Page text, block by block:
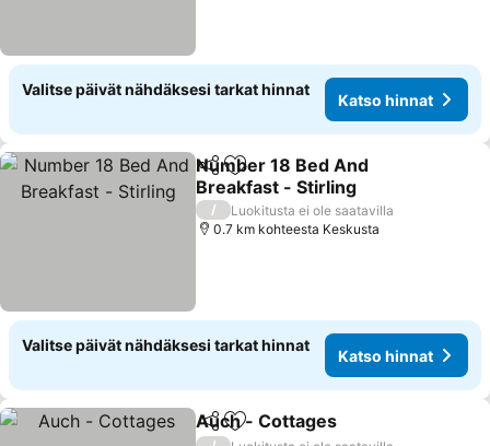
Valitse päivät nähdäksesi tarkat hinnat
Katso hinnat
Jaa Lisää suosikkeihin
Number 18 Bed And
Breakfast - Stirling
/
Luokitusta ei ole saatavilla
0.7 km kohteesta Keskusta
Valitse päivät nähdäksesi tarkat hinnat
Katso hinnat
Jaa Lisää suosikkeihin
Auch - Cottages